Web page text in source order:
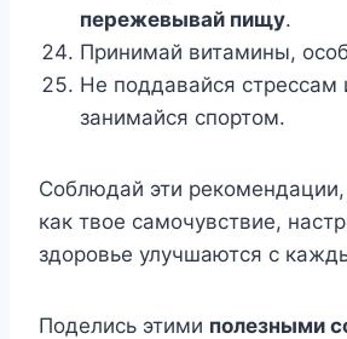
пережевывай пищу.
Принимай витамины,
Не поддавайся стрессам
занимайся спортом.
Соблюдай эти
как твое самочувствие,
здоровье улучшаются с
Поделись этими полезными